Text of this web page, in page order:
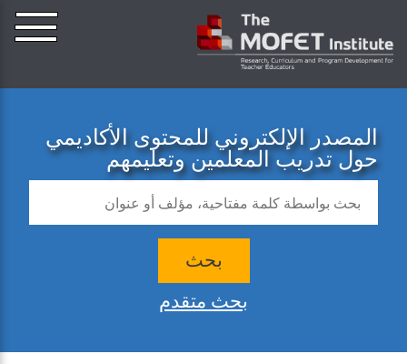
المصدر الإلكتروني للمحتوى الأكاديمي
حول تدريب المعلمين وتعليمهم
بحث
بحث متقدم